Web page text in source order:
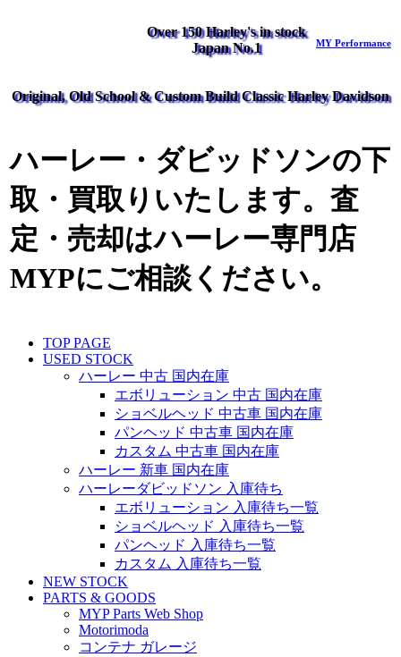
Over 150 Harley's in stock
Japan No.1
MY Performance
Original, Old School & Custom Build Classic Harley Davidson
ハーレー・ダビッドソンの下
取・買取りいたします。査
定・売却はハーレー専門店
MYPにご相談ください。
TOP PAGE
USED STOCK
ハーレー 中古 国内在庫
エボリューション 中古 国内在庫
ショベルヘッド 中古車 国内在庫
パンヘッド 中古車 国内在庫
カスタム 中古車 国内在庫
ハーレー 新車 国内在庫
ハーレーダビッドソン 入庫待ち
エボリューション 入庫待ち一覧
ショベルヘッド 入庫待ち一覧
パンヘッド 入庫待ち一覧
カスタム 入庫待ち一覧
NEW STOCK
PARTS & GOODS
MYP Parts Web Shop
Motorimoda
コンテナ ガレージ